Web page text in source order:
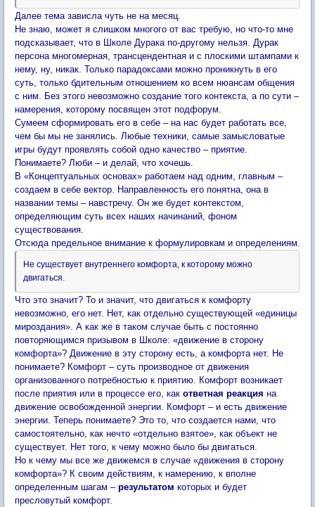
Далее тема зависла чуть не на месяц.
Не знаю, может я слишком многого от вас требую, но что-то мне
подсказывает, что в Школе Дурака по-другому нельзя. Дурак
персона многомерная, трансцендентная и с плоскими штампами к
нему, ну, никак. Только парадоксами можно проникнуть в его
суть, только бдительным отношением ко всем нюансам общения
с ним. Без этого невозможно создание того контекста, а по сути –
намерения, которому посвящен этот подфорум.
Сумеем сформировать его в себе – на нас будет работать все,
чем бы мы не занялись. Любые техники, самые замысловатые
игры будут проявлять собой одно качество – приятие.
Понимаете? Люби – и делай, что хочешь.
В «Концептуальных основах» работаем над одним, главным –
создаем в себе вектор. Направленность его понятна, она в
названии темы – навстречу. Он же будет контекстом,
определяющим суть всех наших начинаний, фоном
существования.
Отсюда предельное внимание к формулировкам и определениям.
Не существует внутреннего комфорта, к которому можно
двигаться.
Что это значит? То и значит, что двигаться к комфорту
невозможно, его нет. Нет, как отдельно существующей «единицы
мироздания». А как же в таком случае быть с постоянно
повторяющимся призывом в Школе: «движение в сторону
комфорта»? Движение в эту сторону есть, а комфорта нет. Не
понимаете? Комфорт – суть производное от движения
организованного потребностью к приятию. Комфорт возникает
после приятия или в процессе его, как ответная реакция на
движение освобожденной энергии. Комфорт – и есть движение
энергии. Теперь понимаете? Это то, что создается нами, что
самостоятельно, как нечто «отдельно взятое», как объект не
существует. Нет того, к чему можно было бы двигаться.
Но к чему мы все же движемся в случае «движения в сторону
комфорта»? К своим действиям, к намерению, к вполне
определенным шагам – результатом которых и будет
пресловутый комфорт.